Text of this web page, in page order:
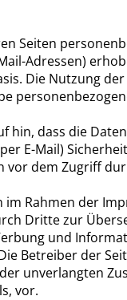
Seiten
Adressen)
Die Nutzung
hin, dass die
E-Mail)
vor dem Zugriff
im Rahmen der
Dritte zur
und
Betreiber der
unverlangten
vor.